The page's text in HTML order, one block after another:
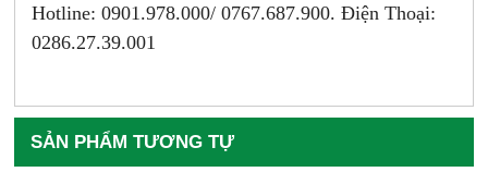
Hotline: 0901.978.000/ 0767.687.900. Điện Thoại:
0286.27.39.001
SẢN PHẨM TƯƠNG TỰ